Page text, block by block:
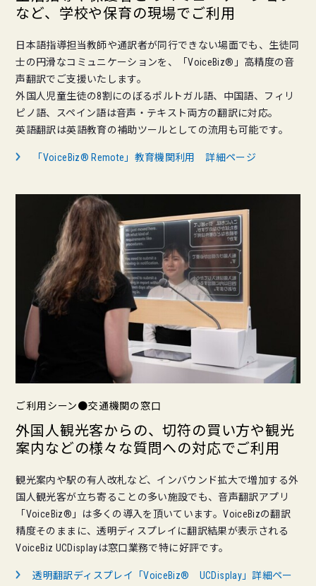
など、学校や保育の現場でご利用
日本語指導担当教師や通訳者が同行できない場面でも、生徒同
士の円滑なコミュニケーションを、「VoiceBiz®」高精度の音
声翻訳でご支援いたします。
外国人児童生徒の8割にのぼるポルトガル語、中国語、フィリ
ピノ語、スペイン語は音声・テキスト両方の翻訳に対応。
英語翻訳は英語教育の補助ツールとしての流用も可能です。
「VoiceBiz® Remote」教育機関利用 詳細ページ
ご利用シーン●交通機関の窓口
外国人観光客からの、切符の買い方や観光
案内などの様々な質問への対応でご利用
観光案内や駅の有人改札など、インバウンド拡大で増加する外
国人観光客が立ち寄ることの多い施設でも、音声翻訳アプリ
「VoiceBiz®」は多くの導入を頂いています。VoiceBizの翻訳
精度そのままに、透明ディスプレイに翻訳結果が表示される
VoiceBiz UCDisplayは窓口業務で特に好評です。
透明翻訳ディスプレイ「VoiceBiz® UCDisplay」詳細ペー